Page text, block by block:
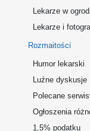
Lekarze w
Lekarze i
Rozmaitości
Humor lekarski
Luźne dyskusje
Polecane
Ogłoszenia
1,5% podatku